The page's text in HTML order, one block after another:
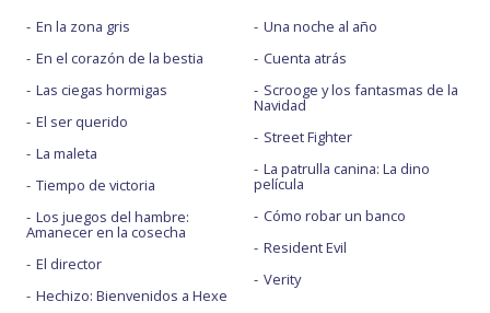
En la zona gris
En el corazón de la bestia
Las ciegas hormigas
El ser querido
La maleta
Tiempo de victoria
Los juegos del hambre:
Amanecer en la cosecha
El director
Hechizo: Bienvenidos a Hexe
Una noche al año
Cuenta atrás
Scrooge y los fantasmas de la
Navidad
Street Fighter
La patrulla canina: La dino
película
Cómo robar un banco
Resident Evil
Verity